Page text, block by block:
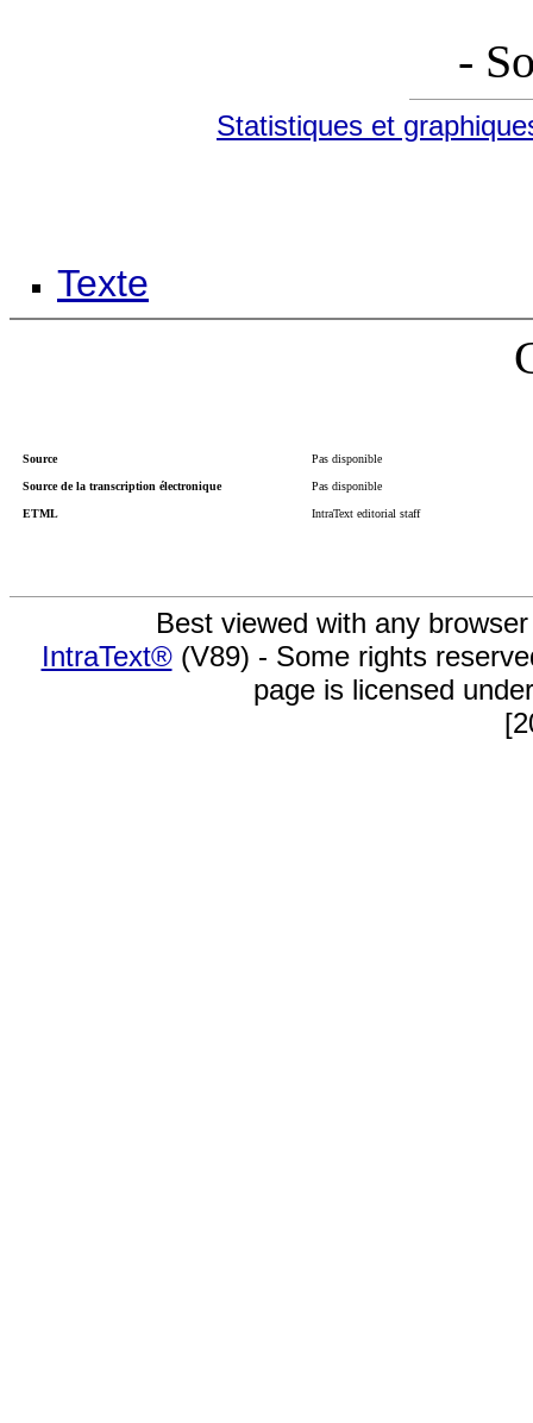
-
Statistiques et
Texte
Source Pas disponible
Source de la transcription électronique Pas disponible
ETML IntraText editorial staff
Best viewed with any
IntraText®(V89) - Some rights
page is licensed